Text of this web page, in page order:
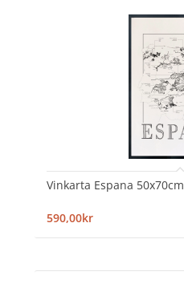
Vinkarta Espana 50x70cm
590,00kr